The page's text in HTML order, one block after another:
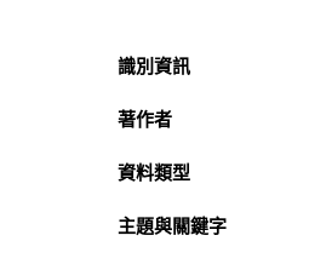
識別資訊
著作者
資料類型
主題與關鍵字